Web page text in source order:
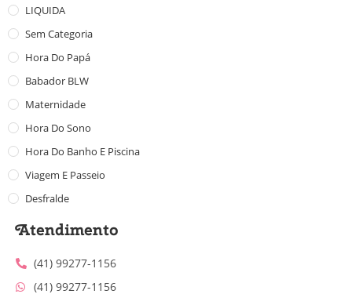
LIQUIDA
Sem Categoria
Hora Do Papá
Babador BLW
Maternidade
Hora Do Sono
Hora Do Banho E Piscina
Viagem E Passeio
Desfralde
Atendimento
(41) 99277-1156
(41) 99277-1156